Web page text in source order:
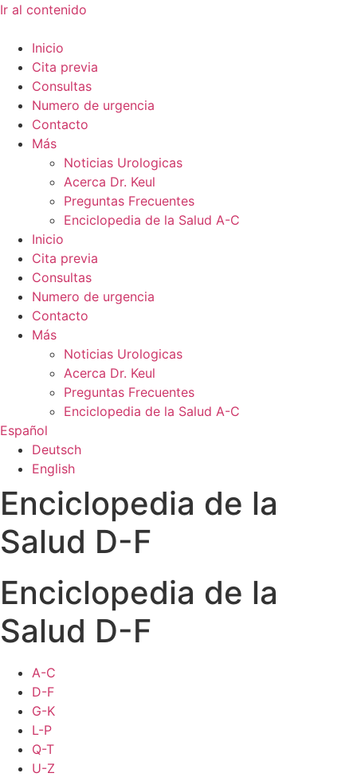
Ir al contenido
Inicio
Cita previa
Consultas
Numero de urgencia
Contacto
Más
Noticias Urologicas
Acerca Dr. Keul
Preguntas Frecuentes
Enciclopedia de la Salud A-C
Inicio
Cita previa
Consultas
Numero de urgencia
Contacto
Más
Noticias Urologicas
Acerca Dr. Keul
Preguntas Frecuentes
Enciclopedia de la Salud A-C
Español
Deutsch
English
Enciclopedia de la
Salud D-F
Enciclopedia de la
Salud D-F
A-C
D-F
G-K
L-P
Q-T
U-Z